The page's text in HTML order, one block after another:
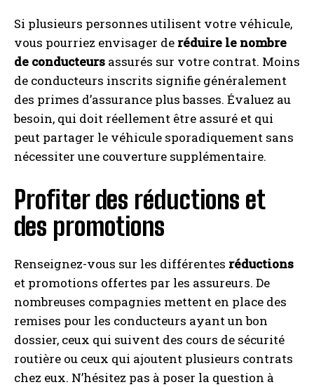
Si plusieurs personnes utilisent votre véhicule,
vous pourriez envisager de réduire le nombre
de conducteurs assurés sur votre contrat. Moins
de conducteurs inscrits signifie généralement
des primes d’assurance plus basses. Évaluez au
besoin, qui doit réellement être assuré et qui
peut partager le véhicule sporadiquement sans
nécessiter une couverture supplémentaire.
Profiter des réductions et
des promotions
Renseignez-vous sur les différentes réductions
et promotions offertes par les assureurs. De
nombreuses compagnies mettent en place des
remises pour les conducteurs ayant un bon
dossier, ceux qui suivent des cours de sécurité
routière ou ceux qui ajoutent plusieurs contrats
chez eux. N’hésitez pas à poser la question à